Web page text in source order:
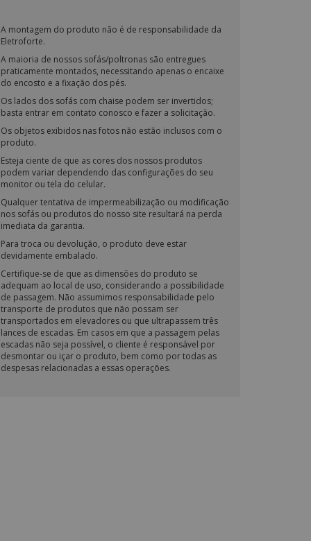
A montagem do produto não é de responsabilidade da
Eletroforte.
A maioria de nossos sofás/poltronas são entregues
praticamente montados, necessitando apenas o encaixe
do encosto e a fixação dos pés.
Os lados dos sofás com chaise podem ser invertidos;
basta entrar em contato conosco e fazer a solicitação.
Os objetos exibidos nas fotos não estão inclusos com o
produto.
Esteja ciente de que as cores dos nossos produtos
podem variar dependendo das configurações do seu
monitor ou tela do celular.
Qualquer tentativa de impermeabilização ou modificação
nos sofás ou produtos do nosso site resultará na perda
imediata da garantia.
Para troca ou devolução, o produto deve estar
devidamente embalado.
Certifique-se de que as dimensões do produto se
adequam ao local de uso, considerando a possibilidade
de passagem. Não assumimos responsabilidade pelo
transporte de produtos que não possam ser
transportados em elevadores ou que ultrapassem três
lances de escadas. Em casos em que a passagem pelas
escadas não seja possível, o cliente é responsável por
desmontar ou içar o produto, bem como por todas as
despesas relacionadas a essas operações.